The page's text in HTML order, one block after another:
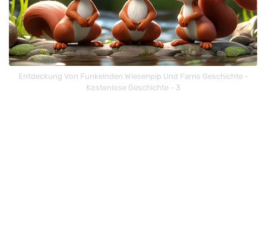
Entdeckung Von Funkelnden Wiesenpip Und Farns Geschichte -
Kostenlose Geschichte - 3